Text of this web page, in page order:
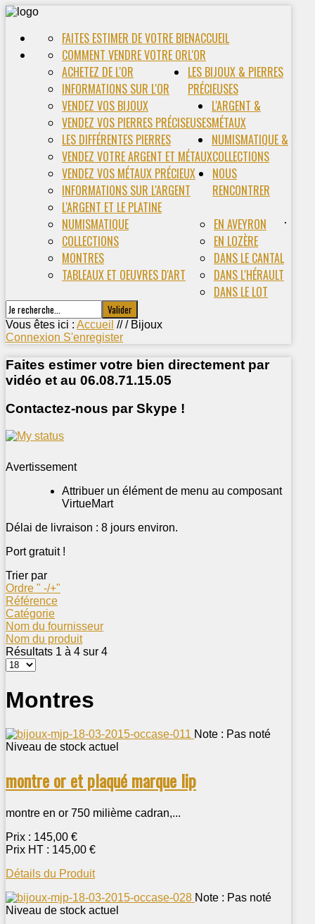
ACCUEIL
FAITES ESTIMER DE VOTRE BIEN
L'OR
COMMENT VENDRE VOTRE OR
ACHETEZ DE L'OR
INFORMATIONS SUR L'OR
LES BIJOUX & PIERRES
PRÉCIEUSES
VENDEZ VOS BIJOUX
VENDEZ VOS PIERRES PRÉCISEUSES
LES DIFFÉRENTES PIERRES
L'ARGENT &
MÉTAUX
VENDEZ VOTRE ARGENT ET MÉTAUX
VENDEZ VOS MÉTAUX PRÉCIEUX
INFORMATIONS SUR L'ARGENT
L'ARGENT ET LE PLATINE
NUMISMATIQUE &
COLLECTIONS
NUMISMATIQUE
COLLECTIONS
MONTRES
TABLEAUX ET OEUVRES D'ART
NOUS
RENCONTRER
EN AVEYRON
EN LOZÈRE
DANS LE CANTAL
DANS L'HÉRAULT
DANS LE LOT
.
Vous êtes ici : Accueil // / Bijoux
Connexion S'enregister
Faites estimer votre bien directement par
vidéo et au 06.08.71.15.05
Contactez-nous par Skype !
Avertissement
Attribuer un élément de menu au composant
VirtueMart
Délai de livraison : 8 jours environ.
Port gratuit !
Trier par
Ordre " -/+"
Référence
Catégorie
Nom du fournisseur
Nom du produit
Résultats 1 à 4 sur 4
Montres
Note : Pas noté
Niveau de stock actuel
montre or et plaqué marque lip
montre en or 750 milième cadran,...
Prix : 145,00 €
Prix HT : 145,00 €
Détails du Produit
Note : Pas noté
Niveau de stock actuel